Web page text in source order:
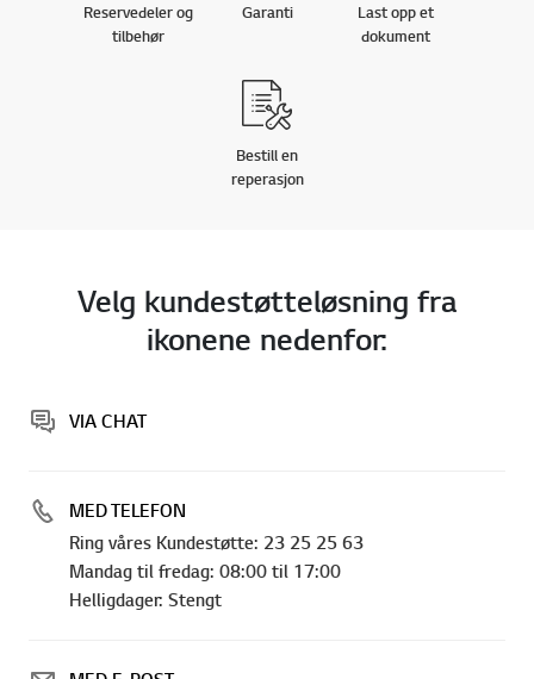
Reservedeler og
tilbehør
Garanti
Last opp et
dokument
Bestill en
reperasjon
Velg kundestøtteløsning fra
ikonene nedenfor:
VIA CHAT
MED TELEFON
Ring våres Kundestøtte: 23 25 25 63
Mandag til fredag: 08:00 til 17:00
Helligdager: Stengt